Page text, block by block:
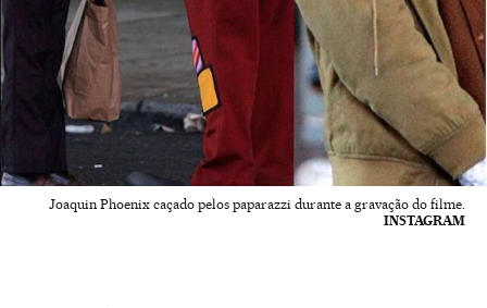
Joaquin Phoenix caçado pelos paparazzi durante a gravação do filme.
INSTAGRAM